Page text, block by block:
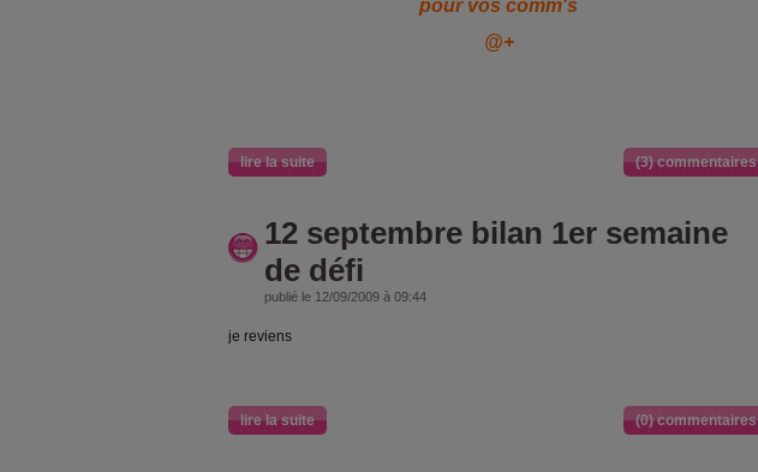
pour vos comm's
@+
lire la suite (3) commentaires
12 septembre bilan 1er semaine
de défi
publié le 12/09/2009 à 09:44
je reviens
lire la suite (0) commentaires